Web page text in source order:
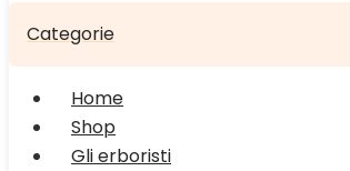
Categorie
Home
Shop
Gli erboristi